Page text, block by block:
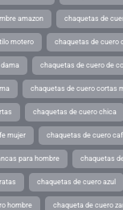
amazon chaquetas de
motero chaquetas de cuero
chaquetas de cuero de
chaquetas de cuero cortas
chaquetas de cuero chica
mujer chaquetas de cuero
para hombre chaquetas
chaquetas de cuero azul
hombre chaqueta de cuero